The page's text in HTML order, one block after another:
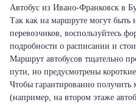
Автобус из Ивано-Франковск в
Так как на маршруте могут быть
перевозчиков, воспользуйтесь
подробности о расписании и
Маршрут автобусов тщательно
пути, но предусмотрены
Чтобы гарантированно получить
(например, на втором этаже